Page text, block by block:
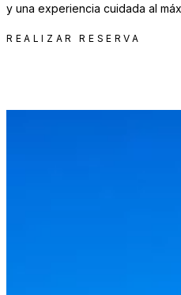
y una experiencia cuidada al
REALIZAR RESERVA